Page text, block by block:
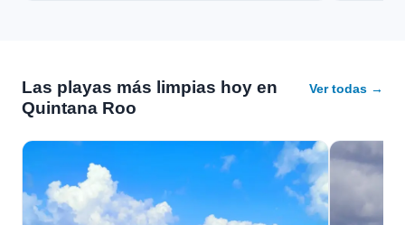
Las playas más limpias hoy en
Quintana Roo
Ver todas →